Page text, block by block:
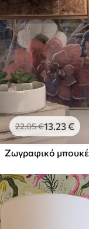
22.05€13.23€